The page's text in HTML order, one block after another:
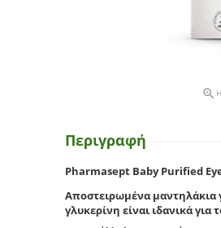

Περιγραφή
Pharmasept Baby Purified
Αποστειρωμένα μαντηλάκια
γλυκερίνη είναι ιδανικά